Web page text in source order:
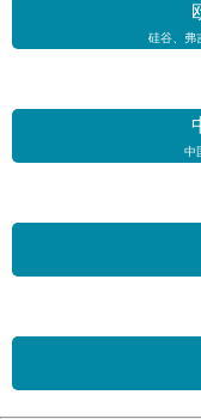
硅谷、弗
中